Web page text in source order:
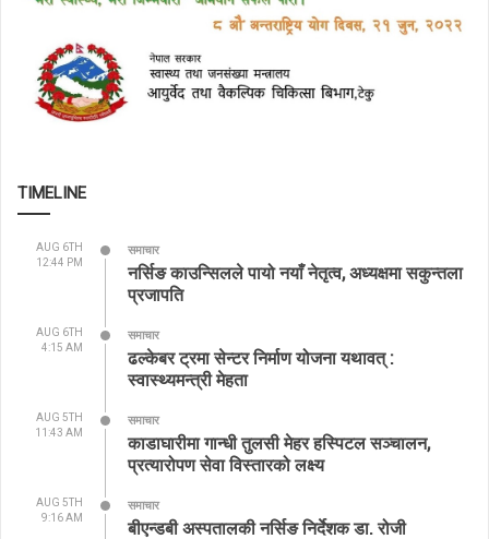
TIMELINE
AUG 6TH
12:44 PM
समाचार
नर्सिङ काउन्सिलले पायो नयाँ नेतृत्व, अध्यक्षमा सकुन्तला
प्रजापति
AUG 6TH
4:15 AM
समाचार
ढल्केबर ट्रमा सेन्टर निर्माण योजना यथावत् :
स्वास्थ्यमन्त्री मेहता
AUG 5TH
11:43 AM
समाचार
काडाघारीमा गान्धी तुलसी मेहर हस्पिटल सञ्चालन,
प्रत्यारोपण सेवा विस्तारको लक्ष्य
AUG 5TH
9:16 AM
समाचार
बीएन्डबी अस्पतालकी नर्सिङ निर्देशक डा. रोजी